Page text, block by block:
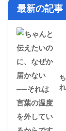
最新の記事